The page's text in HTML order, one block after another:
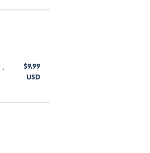
$9.99
USD